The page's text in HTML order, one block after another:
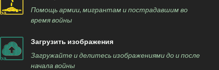
Помощь армии, мигрантам и пострадавшим во
время войны
Загрузить изображения
Загружайте и делитесь изображениями до и после
начала войны